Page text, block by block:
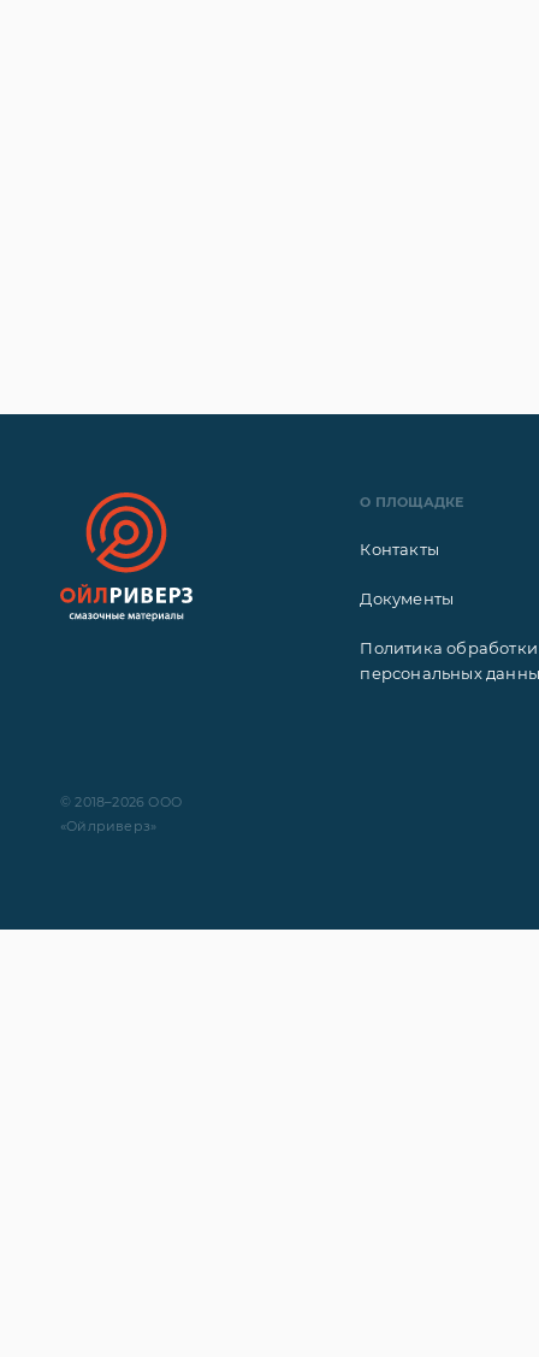
© 2018–2026 ООО
«Ойлриверз»
О ПЛОЩАДКЕ
Контакты
Документы
Политика обработки
персональных